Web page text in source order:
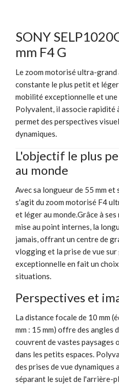
SONY
mm F4 G
Le zoom motorisé ultra-
constante le plus petit et
mobilité exceptionnelle et une
Polyvalent, il associe rapidité
permet des perspectives
dynamiques.
L'objectif le plus
au monde
Avec sa longueur de 55 mm
s'agit du zoom motorisé F4
et léger au monde.Grâce à
mise au point internes, la
jamais, offrant un centre de
vlogging et la prise de vue sur
exceptionnelle en fait un
situations.
Perspectives et
La distance focale de 10 mm
mm : 15 mm) offre des angles
couvrent de vastes paysages
dans les petits espaces.
des prises de vue dynamiques
séparant le sujet de l'arrière-